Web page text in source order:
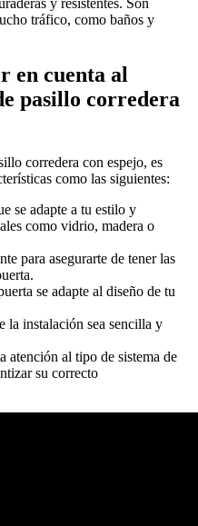
tráfico, como baños y
en cuenta al
pasillo corredera
corredera con espejo, es
como las siguientes:
se adapte a tu estilo y
como vidrio, madera o
para asegurarte de tener las
se adapte al diseño de tu
la instalación sea sencilla y
atención al tipo de sistema de
su correcto